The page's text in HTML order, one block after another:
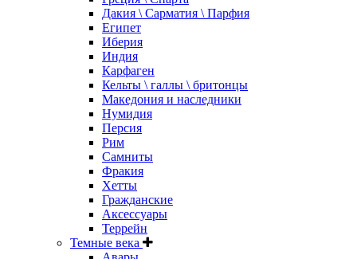
Дакия \ Сарматия \ Парфия
Египет
Иберия
Индия
Карфаген
Кельты \ галлы \ бритонцы
Македония и наследники
Нумидия
Персия
Рим
Самниты
Фракия
Хетты
Гражданские
Аксессуары
Террейн
Темные века